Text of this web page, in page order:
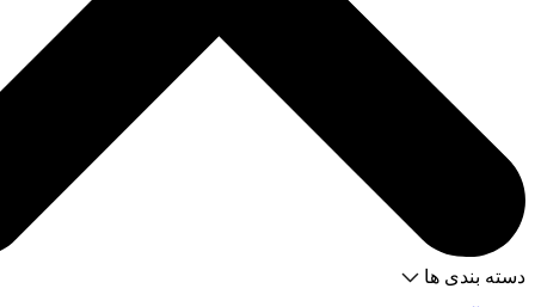
دسته بندی ها